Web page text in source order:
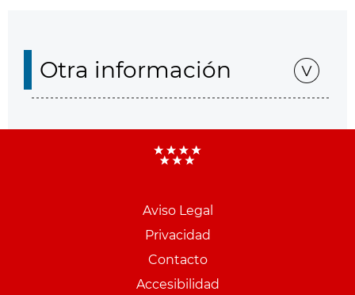
Otra información
Aviso Legal
Privacidad
Contacto
Accesibilidad